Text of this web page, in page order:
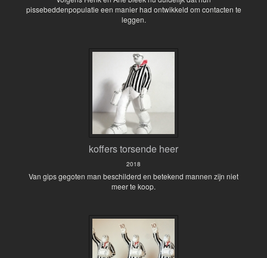
pissebeddenpopulatie een manier had ontwikkeld om contacten te
leggen.
koffers torsende heer
2018
Van gips gegoten man beschilderd en betekend mannen zijn niet
meer te koop.